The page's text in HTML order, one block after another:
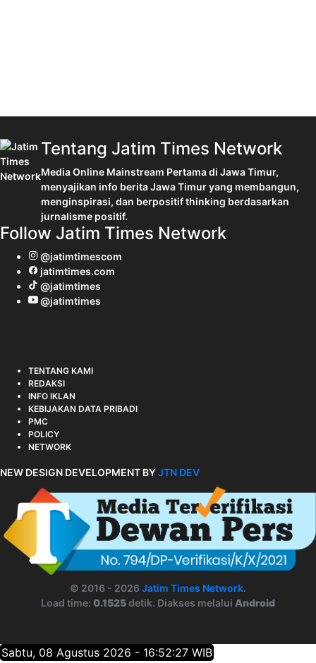
Tentang Jatim Times Network
Media Online Mainstream Pertama di Jawa Timur,
menyajikan info berita Jawa Timur yang membangun,
menginspirasi, dan berpositif thinking berdasarkan
jurnalisme positif.
Follow Jatim Times Network
@jatimtimescom
jatimtimes.com
@jatimtimes
@jatimtimes
TENTANG KAMI
REDAKSI
INFO IKLAN
KEBIJAKAN DATA PRIBADI
PMC
POLICY
NETWORK
NEW DESIGN DEVELOPMENT BYJTN DEV
© 2016 - 2026 Jatim Times Network.
Load time: 0.1525detik. Diakses melalui Android
Sabtu, 08 Agustus 2026 - 16:52:28 WIB